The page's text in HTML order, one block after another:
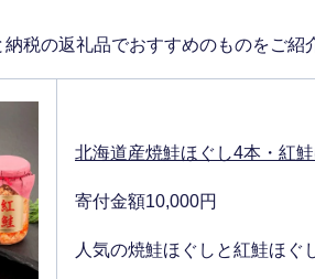
税の返礼品でおすすめのものをご紹
北海道産焼鮭ほぐし4本・紅
寄付金額10,000円
人気の焼鮭ほぐしと紅鮭ほぐ